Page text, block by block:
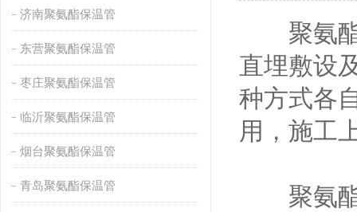
济南聚氨酯保温管
东营聚氨酯保温管
枣庄聚氨酯保温管
临沂聚氨酯保温管
烟台聚氨酯保温管
青岛聚氨酯保温管
聚氨酯
直埋敷设
种方式各
用，施工
聚氨酯